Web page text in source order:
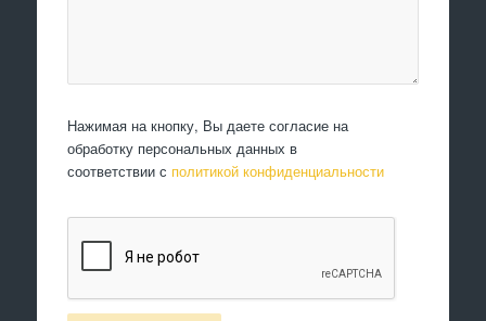
Нажимая на кнопку, Вы даете согласие на
обработку персональных данных в
соответствии с политикой конфиденциальности